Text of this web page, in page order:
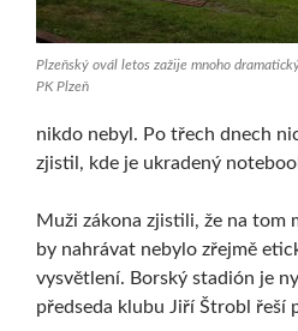
Plzeňský ovál letos zažije mnoho
PK Plzeň
nikdo nebyl. Po třech dnech
zjistil, kde je ukradený
Muži zákona zjistili, že na tom
by nahrávat nebylo zřejmě
vysvětlení. Borský stadión je
předseda klubu Jiří Štrobl řeší